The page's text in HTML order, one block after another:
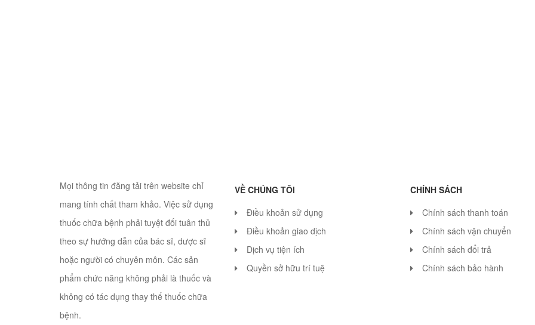
Mọi thông tin đăng tải trên website chỉ
mang tính chất tham khảo. Việc sử dụng
thuốc chữa bệnh phải tuyệt đối tuân thủ
theo sự hướng dẫn của bác sĩ, dược sĩ
hoặc người có chuyên môn. Các sản
phẩm chức năng không phải là thuốc và
không có tác dụng thay thế thuốc chữa
bệnh.
VỀ CHÚNG TÔI
Điều khoản sử dụng
Điều khoản giao dịch
Dịch vụ tiện ích
Quyền sở hữu trí tuệ
CHÍNH SÁCH
Chính sách thanh toán
Chính sách vận chuyển
Chính sách đổi trả
Chính sách bảo hành